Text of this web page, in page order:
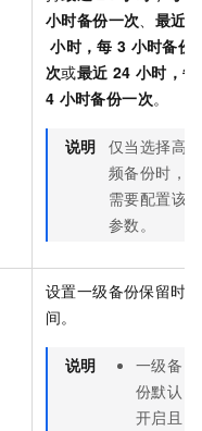
小时备份一次、 最近
小时，每 3 小时备份
次或最近 24 小时，每
4 小时备份一次。
说明 仅当选择高
频备份时，
需要配置该
参数。
设置一级备份保留时
间。
说明
一级备
份默认
开启且